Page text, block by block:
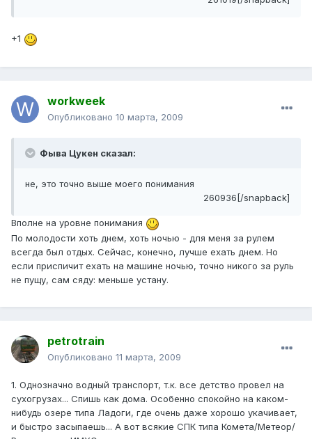
+1
workweek
Опубликовано 10 марта, 2009
Фыва Цукен сказал:
не, это точно выше моего понимания
260936[/snapback]
Вполне на уровне понимания
По молодости хоть днем, хоть ночью - для меня за рулем
всегда был отдых. Сейчас, конечно, лучше ехать днем. Но
если приспичит ехать на машине ночью, точно никого за руль
не пущу, сам сяду: меньше устану.
petrotrain
Опубликовано 11 марта, 2009
1. Однозначно водный транспорт, т.к. все детство провел на
сухогрузах... Спишь как дома. Особенно спокойно на каком-
нибудь озере типа Ладоги, где очень даже хорошо укачивает,
и быстро засыпаешь... А вот всякие СПК типа Комета/Метеор/